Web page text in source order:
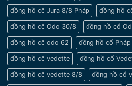
đồng hồ cổ Jura 8/8 Pháp đồng hồ
đồng hồ cổ Odo 30/8 đồng hồ cổ
đồng hồ cổ odo 62 đồng hồ cổ Pháp
đồng hồ cổ vedette đồng hồ cổ
đồng hồ cổ vedette 8/8 đồng hồ cổ